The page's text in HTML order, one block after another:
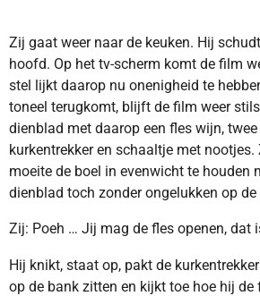
Zij gaat weer naar de keuken. Hij
hoofd. Op het tv-scherm komt de film
stel lijkt daarop nu onenigheid te
toneel terugkomt, blijft de film weer
dienblad met daarop een fles wijn, twee
kurkentrekker en schaaltje met
moeite de boel in evenwicht te houden
dienblad toch zonder ongelukken op
Zij: Poeh … Jij mag de fles openen, dat
Hij knikt, staat op, pakt de
op de bank zitten en kijkt toe hoe hij de